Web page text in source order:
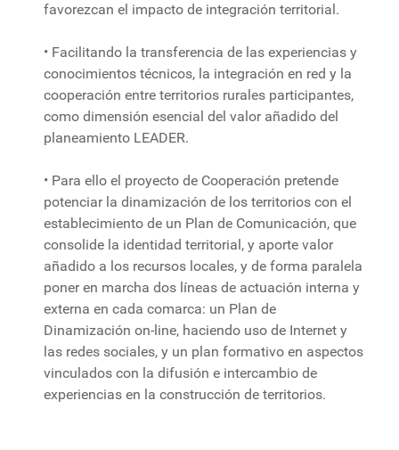
favorezcan el impacto de integración territorial.
• Facilitando la transferencia de las experiencias y
conocimientos técnicos, la integración en red y la
cooperación entre territorios rurales participantes,
como dimensión esencial del valor añadido del
planeamiento LEADER.
• Para ello el proyecto de Cooperación pretende
potenciar la dinamización de los territorios con el
establecimiento de un Plan de Comunicación, que
consolide la identidad territorial, y aporte valor
añadido a los recursos locales, y de forma paralela
poner en marcha dos líneas de actuación interna y
externa en cada comarca: un Plan de
Dinamización on-line, haciendo uso de Internet y
las redes sociales, y un plan formativo en aspectos
vinculados con la difusión e intercambio de
experiencias en la construcción de territorios.